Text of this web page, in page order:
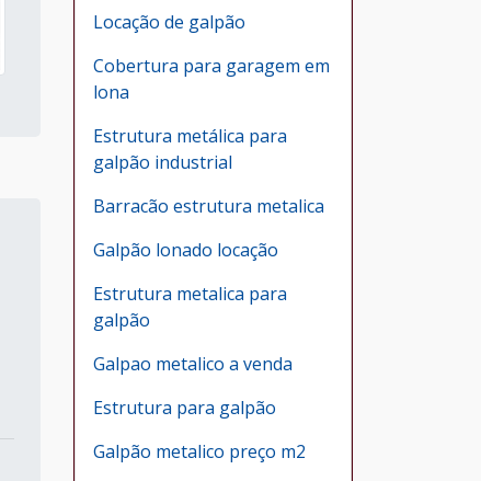
Locação de galpão
Cobertura para garagem em
lona
Estrutura metálica para
galpão industrial
Barracão estrutura metalica
Galpão lonado locação
Estrutura metalica para
galpão
Galpao metalico a venda
Estrutura para galpão
Galpão metalico preço m2